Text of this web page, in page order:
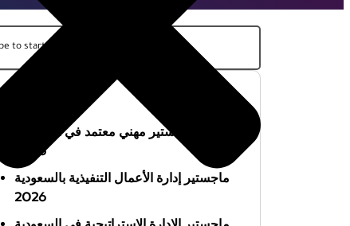
Posts
أفضل ماجستير مهني معتمد في السعودية
2026
ماجستير إدارة الأعمال التنفيذية بالسعودية
2026